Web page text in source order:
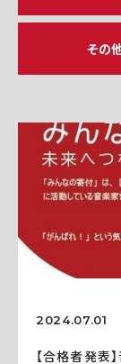
その
2024.07.01
【合格者発表